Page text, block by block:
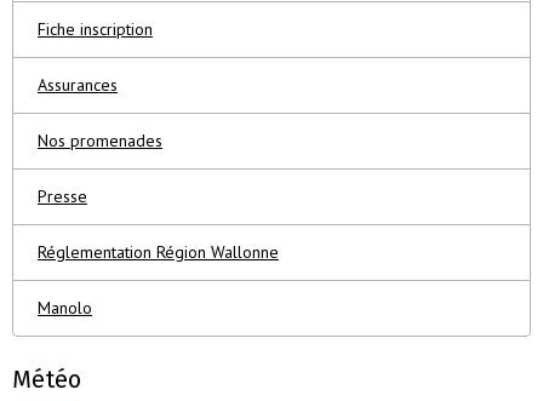
Fiche inscription
Assurances
Nos promenades
Presse
Réglementation Région Wallonne
Manolo
Météo